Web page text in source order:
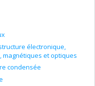
électronique,
et optiques
condensée